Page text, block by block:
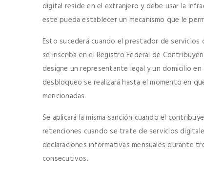
digital reside en el extranjero y debe usar la
este pueda establecer un mecanismo que le
Esto sucederá cuando el prestador de
se inscriba en el Registro Federal de
designe un representante legal y un domicilio
desbloqueo se realizará hasta el momento en
mencionadas.
Se aplicará la misma sanción cuando el
retenciones cuando se trate de servicios
declaraciones informativas mensuales durante
consecutivos.